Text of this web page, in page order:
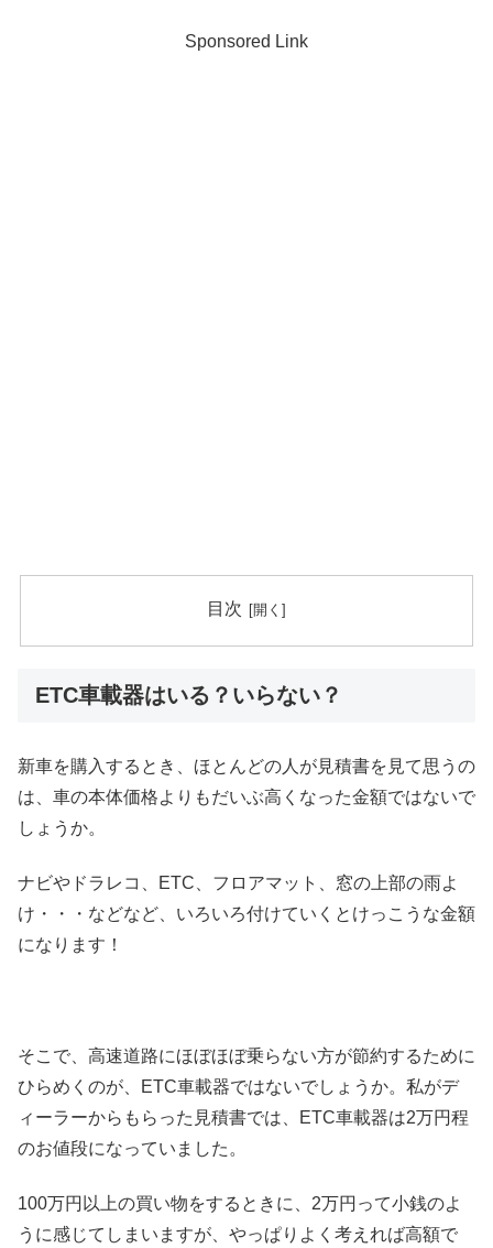
Sponsored Link
目次
ETC車載器はいる？いらない？
新車を購入するとき、ほとんどの人が見積書を見て思うの
は、車の本体価格よりもだいぶ高くなった金額ではないで
しょうか。
ナビやドラレコ、ETC、フロアマット、窓の上部の雨よ
け・・・などなど、いろいろ付けていくとけっこうな金額
になります！
そこで、高速道路にほぼほぼ乗らない方が節約するために
ひらめくのが、ETC車載器ではないでしょうか。私がデ
ィーラーからもらった見積書では、ETC車載器は2万円程
のお値段になっていました。
100万円以上の買い物をするときに、2万円って小銭のよ
うに感じてしまいますが、やっぱりよく考えれば高額で